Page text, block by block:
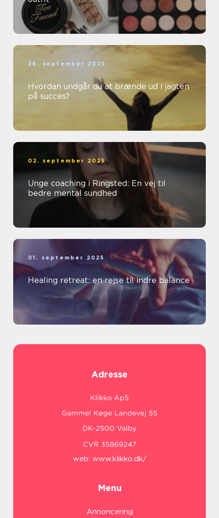
26. september 2025
Hvordan undgår du at brænde ud i jagten
på succes?
02. september 2025
Unge coaching i Ringsted: En vej til
bedre mental sundhed
01. september 2025
Healing retreat: en rejse til indre balance
Adresse
web: www.klikko.dk/
Menu
Annoncering